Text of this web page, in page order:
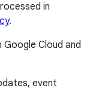
in
.
Cloud and
event